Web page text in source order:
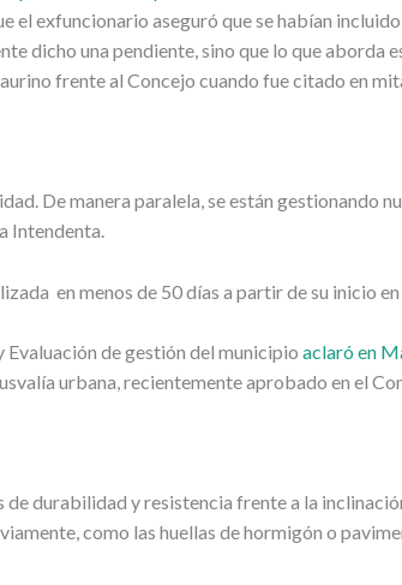
el exfuncionario aseguró que se habían
dicho una pendiente, sino que lo que aborda
frente al Concejo cuando fue citado en
De manera paralela, se están gestionando
Intendenta.
en menos de 50 días a partir de su inicio
de gestión del municipio aclaró en
urbana, recientemente aprobado en el
durabilidad y resistencia frente a la
como las huellas de hormigón o